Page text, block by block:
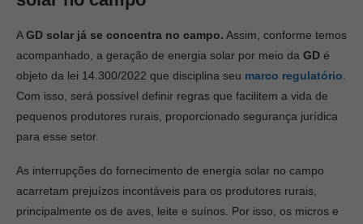
AGD solar já se concentra no campo. Assim, conforme temos
acompanhado, a geração de energia solar por meio da GD é
objeto da lei 14.300/2022 que disciplina seu marco regulatório
Com isso, será possível definir regras que facilitem a vida de
pequenos produtores rurais, proporcionado segurança jurídica
para esse setor.
As interrupções do fornecimento de energia solar no campo
acarretam prejuízos incontáveis para os produtores rurais,
principalmente os de aves, leite e suínos. Por isso, os micros e